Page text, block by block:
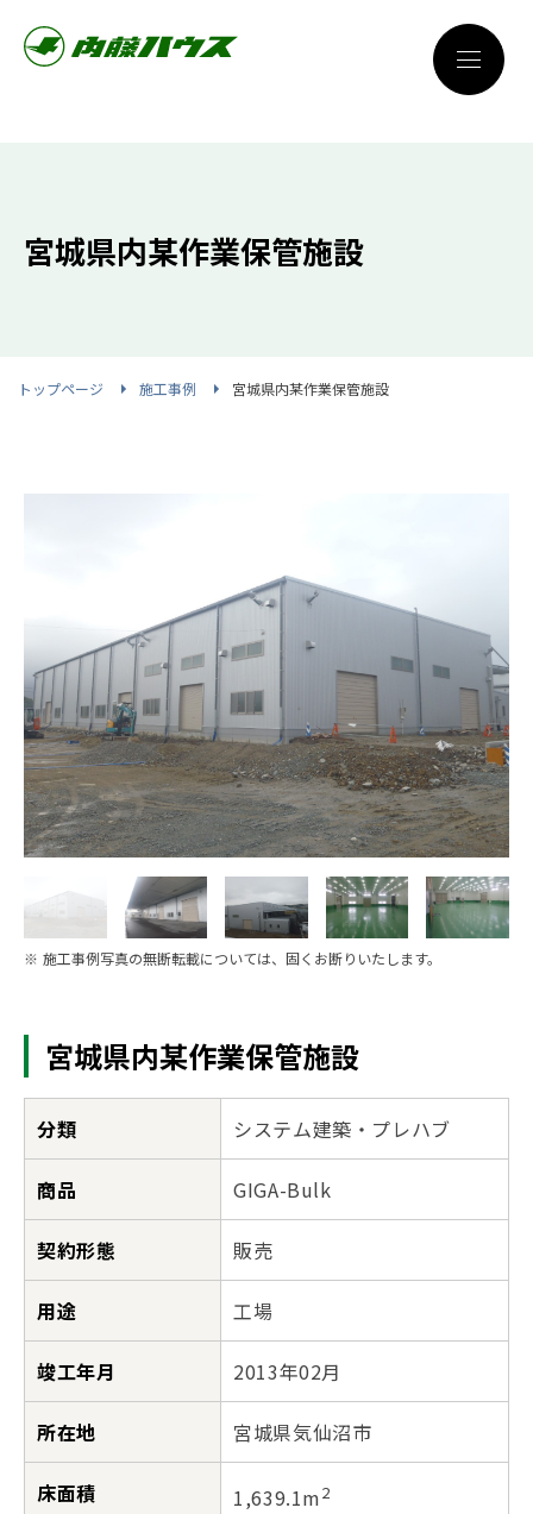
宮城県内某作業保管施設
トップページ 施工事例 宮城県内某作業保管施設
※ 施工事例写真の無断転載については、固くお断りいたします。
宮城県内某作業保管施設
分類 システム建築・プレハブ
商品 GIGA-Bulk
契約形態 販売
用途 工場
竣工年月 2013年02月
所在地 宮城県気仙沼市
床面積 1,639.1m2